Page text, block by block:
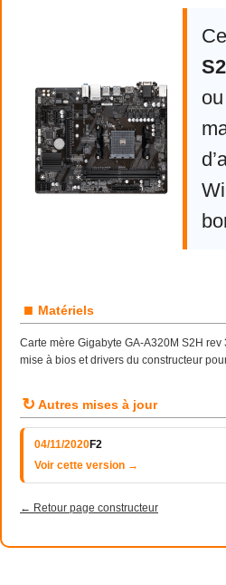
■ Matériels
Carte mère Gigabyte GA-A320M S2H
mise à bios et drivers du constructeur
↻ Autres mises à jour
04/11/2020F2
Voir cette version →
← Retour page constructeur